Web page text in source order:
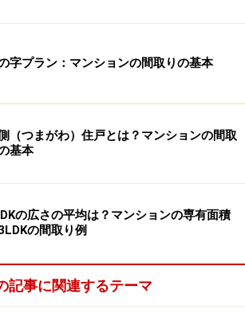
る事務所・リビング」程度の音が、静
書館の中」程度まで軽減されるとのこ
今人気のアイランドキッチンやリビン
ッチンの場合は静音タイプだとより良
。
があればキッチン周りもだいぶすっき
あっても「隠す」のではなくオープン
。
ジでバスルームの最新設備を見てみま
字プラン：マンションの間取りの基本
（つまがわ）住戸とは？マンションの間取
基本
の広さの平均は？マンションの専有面積
の間取り例
記事に関連するテーマ